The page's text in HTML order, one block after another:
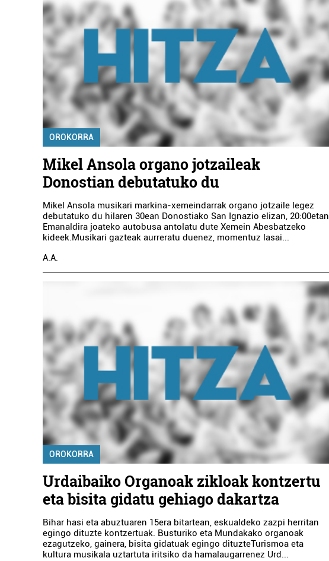
OROKORRA
Mikel Ansola organo jotzaileak
Donostian debutatuko du
Mikel Ansola musikari markina-xemeindarrak organo jotzaile legez
debutatuko du hilaren 30ean Donostiako San Ignazio elizan, 20:00etan.
Emanaldira joateko autobusa antolatu dute Xemein Abesbatzeko
kideek.Musikari gazteak aurreratu duenez, momentuz lasai...
A.A.
OROKORRA
Urdaibaiko Organoak zikloak kontzertu
eta bisita gidatu gehiago dakartza
Bihar hasi eta abuztuaren 15era bitartean, eskualdeko zazpi herritan
egingo dituzte kontzertuak. Busturiko eta Mundakako organoak
ezagutzeko, gainera, bisita gidatuak egingo dituzteTurismoa eta
kultura musikala uztartuta iritsiko da hamalaugarrenez Urd...